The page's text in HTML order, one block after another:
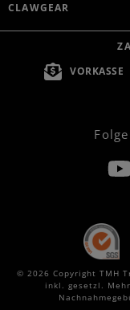
CLAWGEAR
VORKASSE
© 2026 Copyright TMH
inkl. gesetzl.